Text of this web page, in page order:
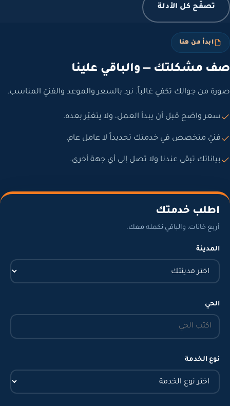
كل الأدلة
ابدأ من هنا
— والباقي علينا
من جوالك تكفي غالباً. نرد بالسعر والموعد والفنيّ المناسب.
واضح قبل أن يبدأ العمل، ولا يتغيّر بعده.
متخصص في خدمتك تحديداً لا عامل عام.
تبقى عندنا ولا تصل إلى أي جهة أخرى.
خدمتك
خانات، والباقي نكمله معك.
الخدمة